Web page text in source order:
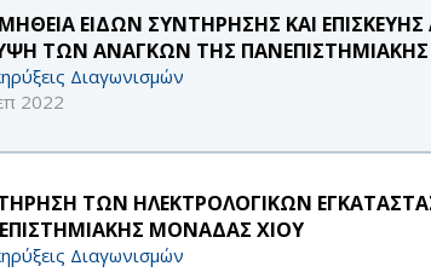
ΕΙΔΩΝ ΣΥΝΤΗΡΗΣΗΣ ΚΑΙ
ΤΩΝ ΑΝΑΓΚΩΝ ΤΗΣ
Διαγωνισμών
2022
ΤΩΝ ΗΛΕΚΤΡΟΛΟΓΙΚΩΝ
ΜΟΝΑΔΑΣ ΧΙΟΥ
Διαγωνισμών